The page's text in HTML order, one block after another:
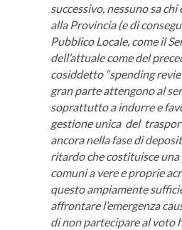
successivo, nessuno sa
alla Provincia (e di
Pubblico Locale, come il
dell’attuale come del
cosiddetto “spending
gran parte attengono al
soprattutto a indurre e
gestione unica del
ancora nella fase di
ritardo che costituisce
comuni a vere e proprie
questo ampiamente
affrontare l’emergenza
di non partecipare al voto